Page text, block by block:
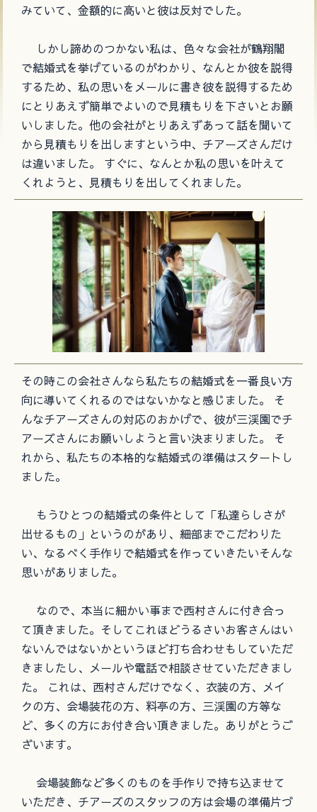
みていて、金額的に高いと彼は反対でした。
しかし諦めのつかない私は、色々な会社が鶴翔閣
で結婚式を挙げているのがわかり、なんとか彼を説得
するため、私の思いをメールに書き彼を説得するため
にとりあえず簡単でよいので見積もりを下さいとお願
いしました。他の会社がとりあえずあって話を聞いて
から見積もりを出しますという中、チアーズさんだけ
は違いました。 すぐに、なんとか私の思いを叶えて
くれようと、見積もりを出してくれました。
その時この会社さんなら私たちの結婚式を一番良い方
向に導いてくれるのではないかなと感じました。 そ
んなチアーズさんの対応のおかげで、彼が三渓園でチ
アーズさんにお願いしようと言い決まりました。 そ
れから、私たちの本格的な結婚式の準備はスタートし
ました。
もうひとつの結婚式の条件として「私達らしさが
出せるもの」というのがあり、細部までこだわりた
い、なるべく手作りで結婚式を作っていきたいそんな
思いがありました。
なので、本当に細かい事まで西村さんに付き合っ
て頂きました。そしてこれほどうるさいお客さんはい
ないんではないかというほど打ち合わせもしていただ
きましたし、メールや電話で相談させていただきまし
た。 これは、西村さんだけでなく、衣装の方、メイ
クの方、会場装花の方、料亭の方、三渓園の方等な
ど、多くの方にお付き合い頂きました。ありがとうご
ざいます。
会場装飾など多くのものを手作りで持ち込ませて
いただき、チアーズのスタッフの方は会場の準備片づ